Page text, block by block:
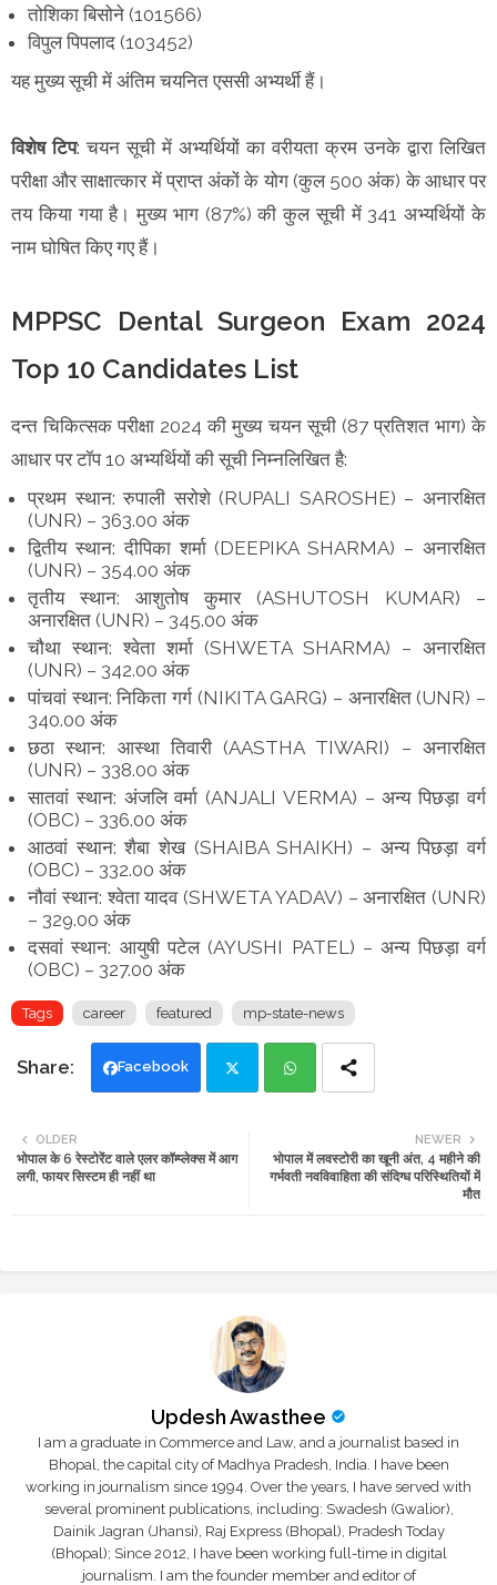
तोशिका बिसोने (101566)
विपुल पिपलाद (103452)
यह मुख्य सूची में अंतिम चयनित एससी अभ्यर्थी हैं।
विशेष टिप: चयन सूची में अभ्यर्थियों का वरीयता क्रम उनके द्वारा लिखित
परीक्षा और साक्षात्कार में प्राप्त अंकों के योग (कुल 500 अंक) के आधार पर
तय किया गया है। मुख्य भाग (87%) की कुल सूची में 341 अभ्यर्थियों के
नाम घोषित किए गए हैं।
MPPSC Dental Surgeon Exam 2024
Top 10 Candidates List
दन्त चिकित्सक परीक्षा 2024 की मुख्य चयन सूची (87 प्रतिशत भाग) के
आधार पर टॉप 10 अभ्यर्थियों की सूची निम्नलिखित है:
प्रथम स्थान: रुपाली सरोशे (RUPALI SAROSHE) – अनारक्षित
(UNR) – 363.00 अंक
द्वितीय स्थान: दीपिका शर्मा (DEEPIKA SHARMA) – अनारक्षित
(UNR) – 354.00 अंक
तृतीय स्थान: आशुतोष कुमार (ASHUTOSH KUMAR) –
अनारक्षित (UNR) – 345.00 अंक
चौथा स्थान: श्वेता शर्मा (SHWETA SHARMA) – अनारक्षित
(UNR) – 342.00 अंक
पांचवां स्थान: निकिता गर्ग (NIKITA GARG) – अनारक्षित (UNR) –
340.00 अंक
छठा स्थान: आस्था तिवारी (AASTHA TIWARI) – अनारक्षित
(UNR) – 338.00 अंक
सातवां स्थान: अंजलि वर्मा (ANJALI VERMA) – अन्य पिछड़ा वर्ग
(OBC) – 336.00 अंक
आठवां स्थान: शैबा शेख (SHAIBA SHAIKH) – अन्य पिछड़ा वर्ग
(OBC) – 332.00 अंक
नौवां स्थान: श्वेता यादव (SHWETA YADAV) – अनारक्षित (UNR)
– 329.00 अंक
दसवां स्थान: आयुषी पटेल (AYUSHI PATEL) – अन्य पिछड़ा वर्ग
(OBC) – 327.00 अंक
Tags career featured mp-state-news
Facebook
tte ats
NEWER
भोपाल में लवस्टोरी का खूनी अंत, 4 महीने की
गर्भवती नवविवाहिता की संदिग्ध परिस्थितियों में
मौत
OLDER
भोपाल के 6 रेस्टोरेंट वाले एलर कॉम्प्लेक्स में आग
लगी, फायर सिस्टम ही नहीं था
Updesh Awasthee
I am a graduate in Commerce and Law, and a journalist based in
Bhopal, the capital city of Madhya Pradesh, India. I have been
working in journalism since 1994. Over the years, I have served with
several prominent publications, including: Swadesh (Gwalior),
Dainik Jagran (Jhansi), Raj Express (Bhopal), Pradesh Today
(Bhopal); Since 2012, I have been working full-time in digital
journalism. I am the founder member and editor of